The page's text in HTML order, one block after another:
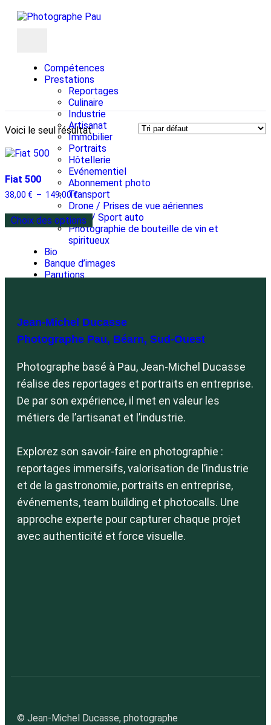
Compétences
Prestations
Reportages
Culinaire
Industrie
Artisanat
Immobilier
Portraits
Hôtellerie
Evénementiel
Abonnement photo
Transport
Drone / Prises de vue aériennes
Auto / Sport auto
Photographie de bouteille de vin et
spiritueux
Bio
Banque d’images
Parutions
Graphite
Brume
Black ocean
Instants Italiens
Venise
Saisons
Tirages d’art
Abstrait
Brume
Paysages
Mer / Océan
Montagne
Campagne
Véhicules
Véhicules de collection
News
Contact
Albums privés
Voici le seul résultat
Fiat 500
38,00 € – 149,00€
Choix des options
Jean-Michel Ducasse
Photographe Pau, Béarn, Sud-Ouest
Photographe basé à Pau, Jean-Michel Ducasse
réalise des reportages et portraits en entreprise.
De par son expérience, il met en valeur les
métiers de l’artisanat et l’industrie.
Explorez son savoir-faire en photographie :
reportages immersifs, valorisation de l’industrie
et de la gastronomie, portraits en entreprise,
événements, team building et photocalls. Une
approche experte pour capturer chaque projet
avec authenticité et force visuelle.
© Jean-Michel Ducasse, photographe